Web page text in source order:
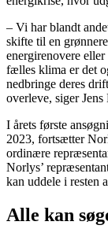
– Vi har blandt
skifte til en
energirenovere
fælles klima er det
nedbringe deres
overleve, siger Jens
I årets første
2023, fortsætter
ordinære
Norlys’
kan uddele i resten
Alle kan